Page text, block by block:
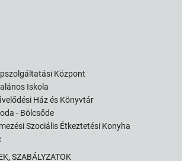
Központ
Iskola
Ház és Könyvtár
- Bölcsőde
Szociális Étkeztetési Konyha
SZABÁLYZATOK